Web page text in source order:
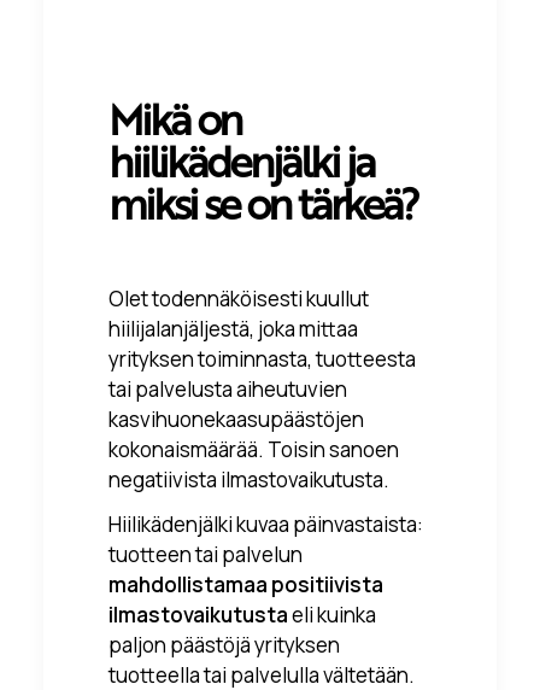
Mikä on
hiilikädenjälki ja
miksi se on tärkeä?
Olet todennäköisesti kuullut
hiilijalanjäljestä, joka mittaa
yrityksen toiminnasta, tuotteesta
tai palvelusta aiheutuvien
kasvihuonekaasupäästöjen
kokonaismäärää. Toisin sanoen
negatiivista ilmastovaikutusta.
Hiilikädenjälki kuvaa päinvastaista:
tuotteen tai palvelun
mahdollistamaa positiivista
ilmastovaikutustaelikuinka
paljon päästöjä yrityksen
tuotteella tai palvelulla vältetään.